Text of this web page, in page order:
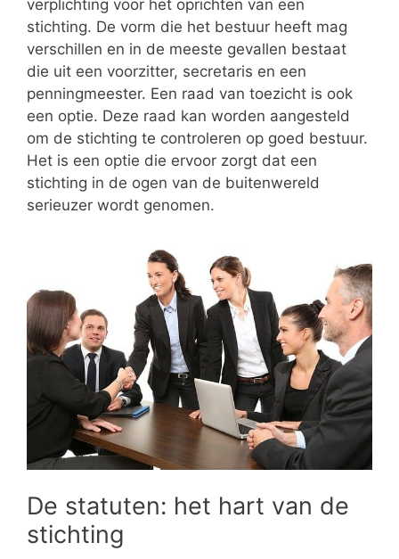
verplichting voor het oprichten van een
stichting. De vorm die het bestuur heeft mag
verschillen en in de meeste gevallen bestaat
die uit een voorzitter, secretaris en een
penningmeester. Een raad van toezicht is ook
een optie. Deze raad kan worden aangesteld
om de stichting te controleren op goed bestuur.
Het is een optie die ervoor zorgt dat een
stichting in de ogen van de buitenwereld
serieuzer wordt genomen.
De statuten: het hart van de
stichting